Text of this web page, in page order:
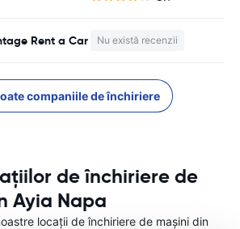
Rent a Car Nu există recenzii
companiile de închiriere
de închiriere de
Ayia Napa
locații de închiriere de mașini din